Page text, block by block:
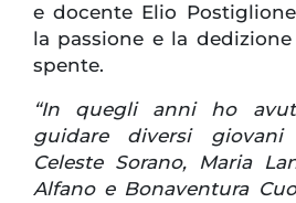
e docente Elio
la passione e la
spente.
“In quegli anni ho
guidare diversi
Celeste Sorano, Maria
Alfano e Bonaventura